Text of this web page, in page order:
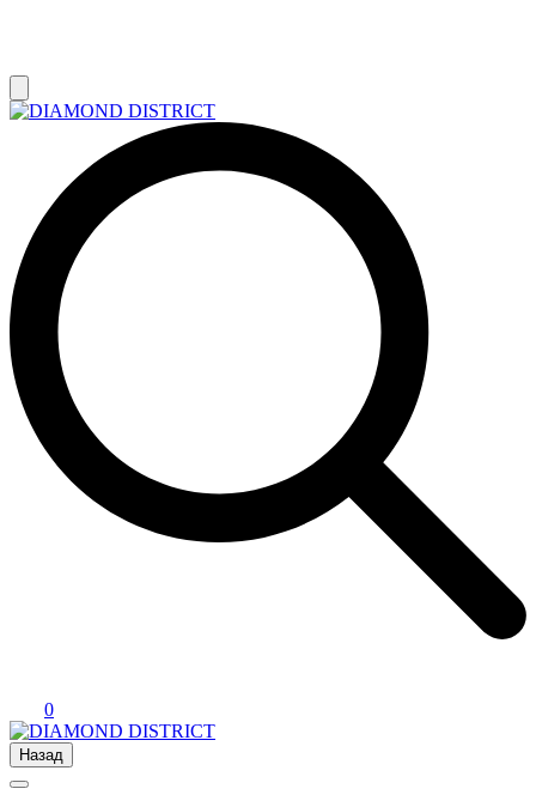
0
Назад